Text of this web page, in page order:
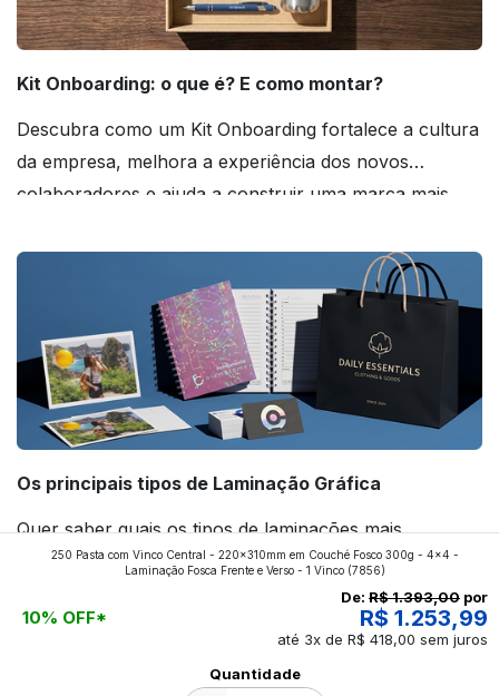
Kit Onboarding: o que é? E como montar?
Descubra como um Kit Onboarding fortalece a cultura
da empresa, melhora a experiência dos novos
colaboradores e ajuda a construir uma marca mais
Os principais tipos de Laminação Gráfica
Quer saber quais os tipos de laminações mais
aplicados nos impressos da gráfica FuturaIM? Então,
continue a leitura que vamos revelar para você!
250 Pasta com Vinco Central - 220x310mm em Couché Fosco 300g - 4x4 -
Laminação Fosca Frente e Verso - 1 Vinco (7856)
10% OFF*
De: R$ 1.393,00 por
R$ 1.253,99
até 3x de R$ 418,00 sem juros
Quantidade